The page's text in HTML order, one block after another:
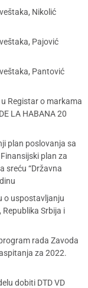
Nikolić
Pajović
Pantović
Registar o markama
LA HABANA 20
plan poslovanja sa
plan za
sreću “Državna
o uspostavljanju
Srbija i
rada Zavoda
za 2022.
dobiti DTD VD